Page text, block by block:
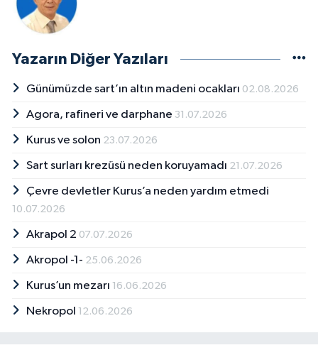
Yazarın Diğer Yazıları
Günümüzde sart’ın altın madeni ocakları 02.08.2026
Agora, rafineri ve darphane 31.07.2026
Kurus ve solon 23.07.2026
Sart surları krezüsü neden koruyamadı 21.07.2026
Çevre devletler Kurus’a neden yardım etmedi
10.07.2026
Akrapol 2 07.07.2026
Akropol -1- 25.06.2026
Kurus’un mezarı 16.06.2026
Nekropol 12.06.2026